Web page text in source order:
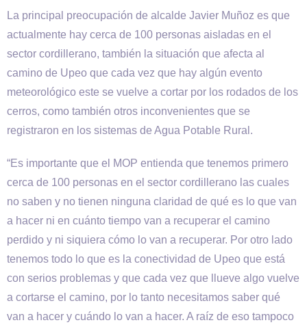
La principal preocupación de alcalde Javier Muñoz es que
actualmente hay cerca de 100 personas aisladas en el
sector cordillerano, también la situación que afecta al
camino de Upeo que cada vez que hay algún evento
meteorológico este se vuelve a cortar por los rodados de los
cerros, como también otros inconvenientes que se
registraron en los sistemas de Agua Potable Rural.
“Es importante que el MOP entienda que tenemos primero
cerca de 100 personas en el sector cordillerano las cuales
no saben y no tienen ninguna claridad de qué es lo que van
a hacer ni en cuánto tiempo van a recuperar el camino
perdido y ni siquiera cómo lo van a recuperar. Por otro lado
tenemos todo lo que es la conectividad de Upeo que está
con serios problemas y que cada vez que llueve algo vuelve
a cortarse el camino, por lo tanto necesitamos saber qué
van a hacer y cuándo lo van a hacer. A raíz de eso tampoco